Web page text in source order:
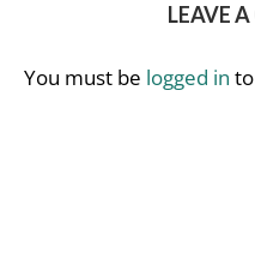
LEAVE
You must be logged in